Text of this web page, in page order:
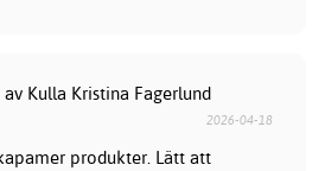
Kulla Kristina Fagerlund
2026-04-18
produkter. Lätt att